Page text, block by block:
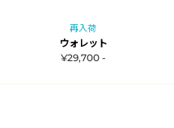
再入荷
ウォレット
¥29,700 -